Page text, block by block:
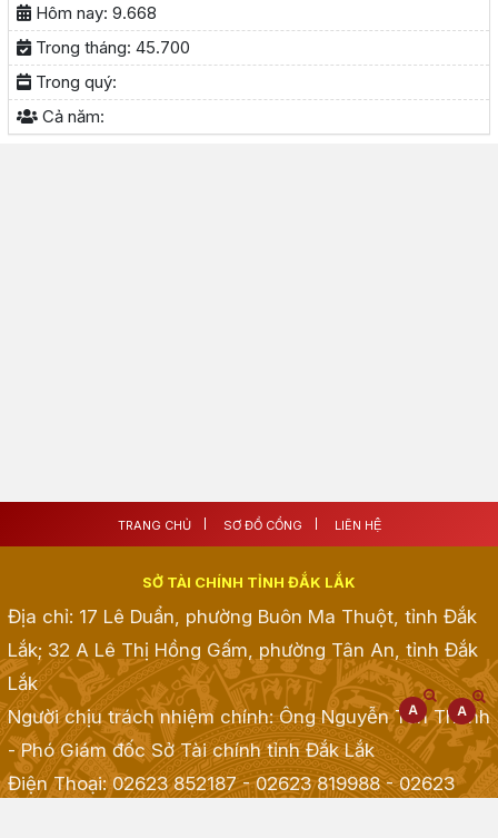
Hôm nay: 9.668
Trong tháng: 45.700
Trong quý:
Cả năm:
TRANG CHỦ SƠ ĐỒ CỔNG LIÊN HỆ
SỞ TÀI CHÍNH TỈNH ĐẮK LẮK
Địa chỉ: 17 Lê Duẩn, phường Buôn Ma Thuột, tỉnh Đắk
Lắk; 32 A Lê Thị Hồng Gấm, phường Tân An, tỉnh Đắk
Lắk
Người chịu trách nhiệm chính: Ông Nguyễn Tấn Thành
- Phó Giám đốc Sở Tài chính tỉnh Đắk Lắk
Điện Thoại: 02623 852187 - 02623 819988 - 02623